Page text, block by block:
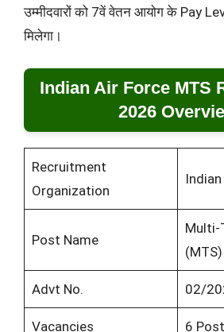
उम्मीदवारों को 7वें वेतन आयोग के Pay
मिलेगा।
Indian Air Force MTS
2026
Recruitment
Organization
Post Name
Multi-
(MTS)
Advt No. 02/
Vacancies 6